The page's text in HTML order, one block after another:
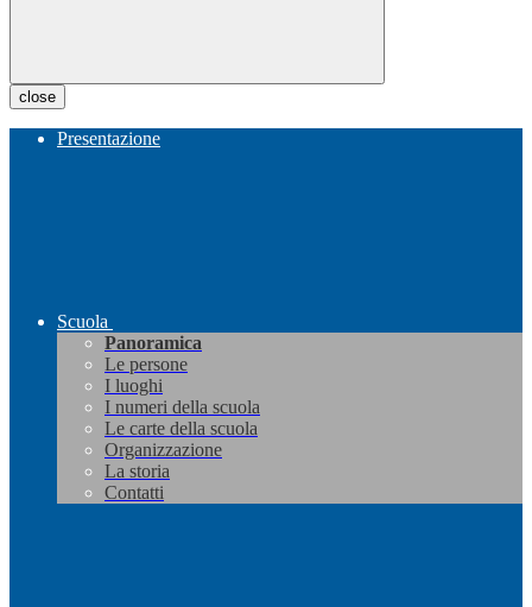
close
Presentazione
Scuola
Panoramica
Le persone
I luoghi
I numeri della scuola
Le carte della scuola
Organizzazione
La storia
Contatti